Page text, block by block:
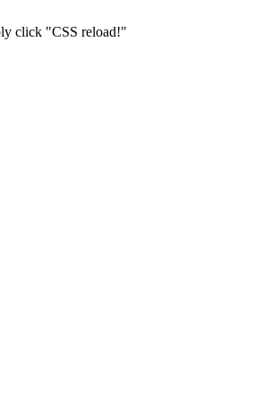
click "CSS reload!"